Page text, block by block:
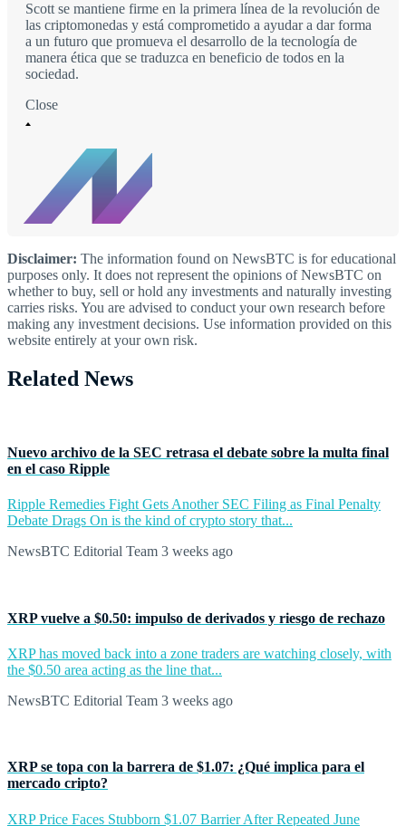
Scott se mantiene firme en la primera línea de la revolución de
las criptomonedas y está comprometido a ayudar a dar forma
a un futuro que promueva el desarrollo de la tecnología de
manera ética que se traduzca en beneficio de todos en la
sociedad.
Close
Disclaimer: The information found on NewsBTC is for educational
purposes only. It does not represent the opinions of NewsBTC on
whether to buy, sell or hold any investments and naturally investing
carries risks. You are advised to conduct your own research before
making any investment decisions. Use information provided on this
website entirely at your own risk.
Related News
Nuevo archivo de la SEC retrasa el debate sobre la multa final
en el caso Ripple
Ripple Remedies Fight Gets Another SEC Filing as Final Penalty
Debate Drags On is the kind of crypto story that...
NewsBTC Editorial Team 3 weeks ago
XRP vuelve a $0.50: impulso de derivados y riesgo de rechazo
XRP has moved back into a zone traders are watching closely, with
the $0.50 area acting as the line that...
NewsBTC Editorial Team 3 weeks ago
XRP se topa con la barrera de $1.07: ¿Qué implica para el
mercado cripto?
XRP Price Faces Stubborn $1.07 Barrier After Repeated June